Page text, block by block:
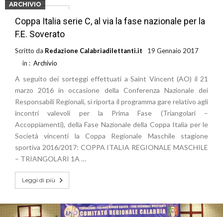
ARCHIVIO
Coppa Italia serie C, al via la fase nazionale per la
F.E. Soverato
Scritto da Redazione Calabriadilettanti.it
19 Gennaio 2017
in : Archivio
A seguito dei sorteggi effettuati a Saint Vincent (AO) il 21
marzo 2016 in occasione della Conferenza Nazionale dei
Responsabili Regionali, si riporta il programma gare relativo agli
incontri valevoli per la Prima Fase (Triangolari –
Accoppiamenti), della Fase Nazionale della Coppa Italia per le
Società vincenti la Coppa Regionale Maschile stagione
sportiva 2016/2017: COPPA ITALIA REGIONALE MASCHILE
– TRIANGOLARI 1A …
Leggi di più